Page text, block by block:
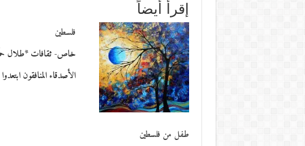
إقرأ أيضاً
فلسطين
خاص- ثقافات *طلال حمّاد
الأصدقاء المنافقون
طفل من فلسطين